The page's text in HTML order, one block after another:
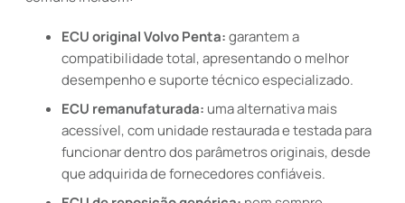
ECU original Volvo Penta:garantem a
compatibilidade total, apresentando o melhor
desempenho e suporte técnico especializado.
ECU remanufaturada: uma alternativa mais
acessível, com unidade restaurada e testada para
funcionar dentro dos parâmetros originais, desde
que adquirida de fornecedores confiáveis.